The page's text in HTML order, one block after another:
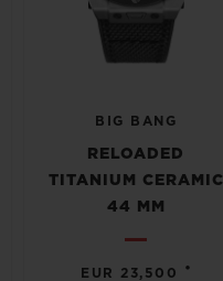
BIG BANG
RELOADED
TITANIUM CERAMIC
44 MM
EUR 23,500 •